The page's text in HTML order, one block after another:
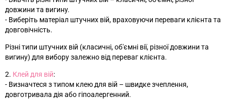
довжини та вигину.
- Виберіть матеріал штучних вій, враховуючи переваги клієнта та
довговічність.
Різні типи штучних вій (класичні, об'ємні вії, різної довжини та
вигину) для вибору залежно від переваг клієнта.
2. Клей для вій:
- Визначтеся з типом клею для вій – швидке зчеплення,
довготривала дія або гіпоалергенний.